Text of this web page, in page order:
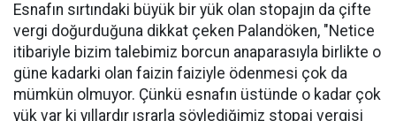
Esnafın sırtındaki büyük bir yük olan stopajın da çifte
vergi doğurduğuna dikkat çeken Palandöken, "Netice
itibariyle bizim talebimiz borcun anaparasıyla birlikte o
güne kadarki olan faizin faiziyle ödenmesi çok da
mümkün olmuyor. Çünkü esnafın üstünde o kadar çok
yük var ki yıllardır ısrarla söylediğimiz stopaj vergisi